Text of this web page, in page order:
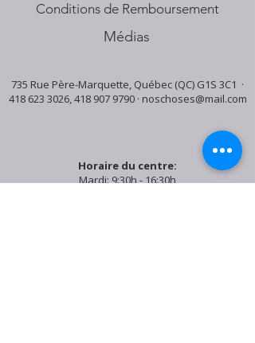
Conditions de Remboursement
Médias
735 Rue Père-Marquette, Québec (QC) G1S 3C1 ·
418 623 3026,418 907 9790· noschoses@mail.com
Horaire du centre:
Mardi: 9:30h - 16:30h